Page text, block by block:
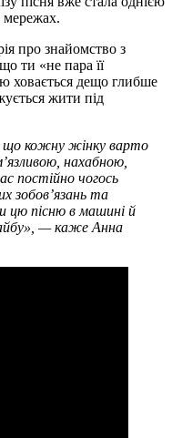
мережах.
про знайомство з
ти «не пара її
ховається дещо глибше
жити під
що кожну жінку варто
нахабною,
постійно чогось
зобов’язань та
цю пісню в машині й
— каже Анна